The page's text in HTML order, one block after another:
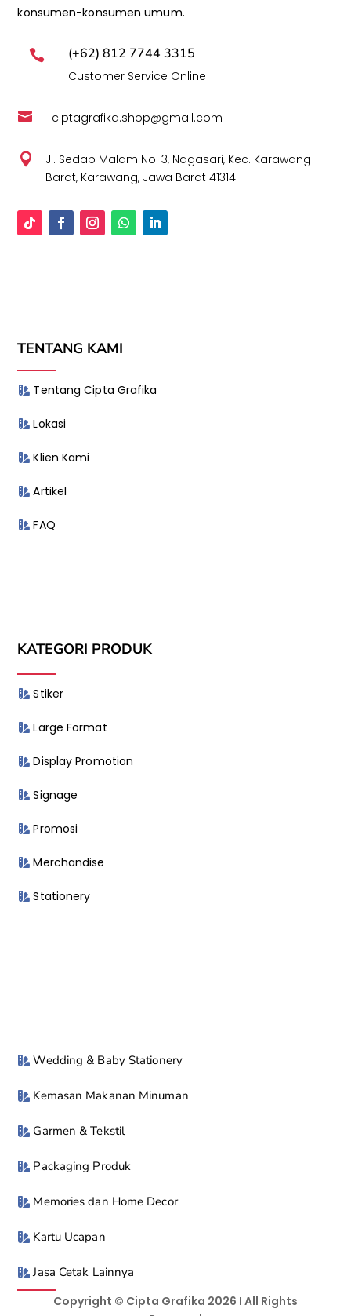
konsumen-konsumen umum.
 (+62) 812 7744 3315
Customer Service Online
 ciptagrafika.shop@gmail.com

Jl. Sedap Malam No. 3, Nagasari, Kec. Karawang
Barat, Karawang, Jawa Barat 41314
TENTANG KAMI
Tentang Cipta Grafika
Lokasi
Klien Kami
Artikel
FAQ
KATEGORI PRODUK
Stiker
Large Format
Display Promotion
Signage
Promosi
Merchandise
Stationery
Wedding & Baby Stationery
Kemasan Makanan Minuman
Garmen & Tekstil
Packaging Produk
Memories dan Home Decor
Kartu Ucapan
Jasa Cetak Lainnya
Copyright © Cipta Grafika 2026 I All Rights